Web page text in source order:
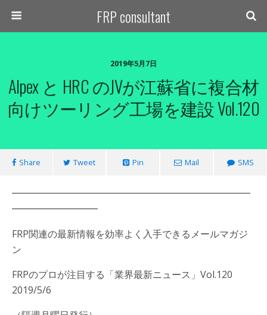
FRP consultant
2019年5月7日
Alpex と HRC のJVが江蘇省に複合材
向けツーリング工場を建設 Vol.120
Share Tweet Pin Mail SMS
━━━━━━━━━━━━━━━━━━━━━━━━━
━━━━━━━━━
FRP関連の最新情報を効率よく入手できるメールマガジ
ン
FRPのプロが注目する「業界最新ニュース」Vol.120
2019/5/6